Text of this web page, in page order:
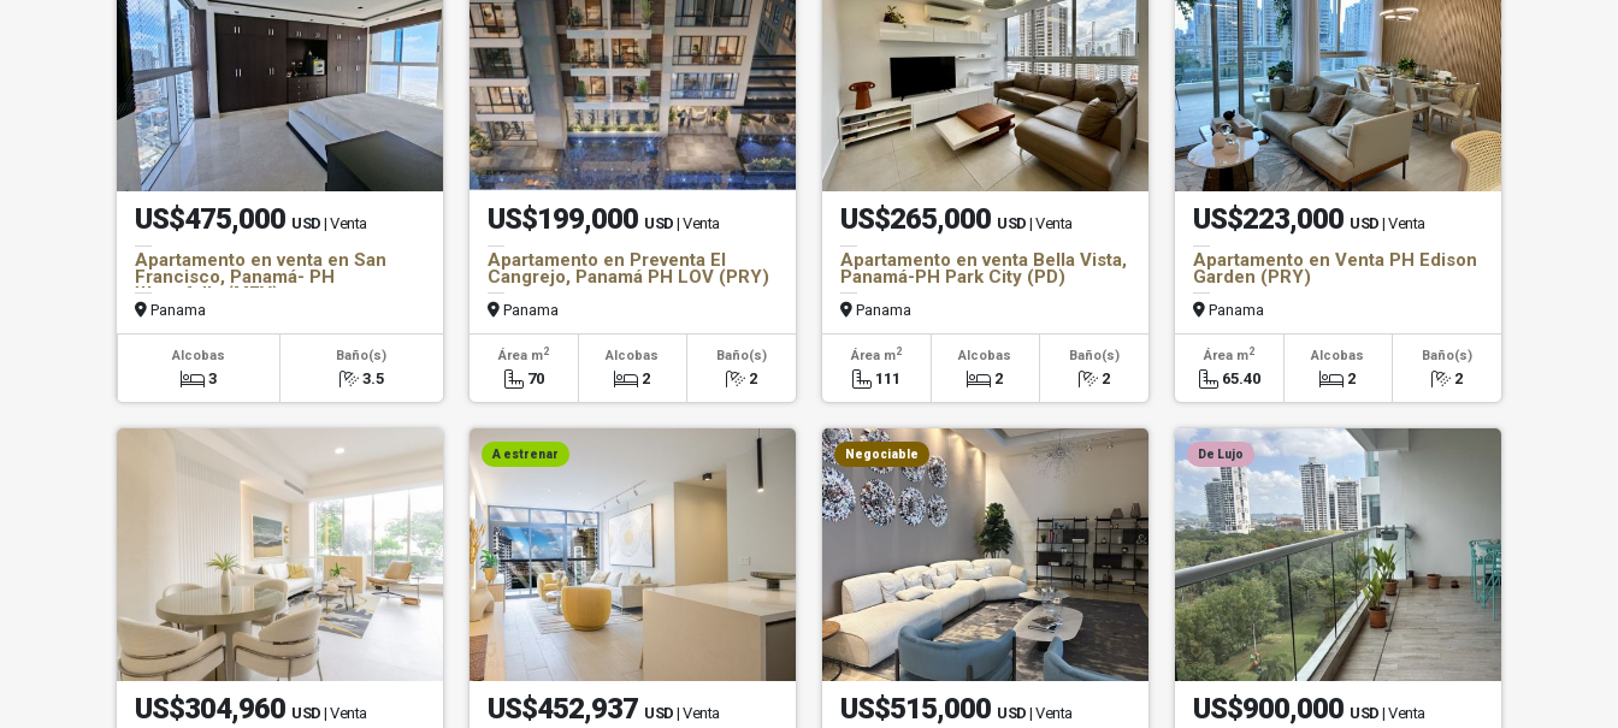
US$475,000 USD | Venta
Apartamento en venta en San
Francisco, Panamá- PH
Waterfalls (MFV)
Panama
Alcobas
3
Baño(s)
3.5
US$199,000 USD | Venta
Apartamento en Preventa El
Cangrejo, Panamá PH LOV (PRY)
Panama
Área m2
70
Alcobas
2
Baño(s)
2
US$265,000 USD | Venta
Apartamento en venta Bella Vista,
Panamá-PH Park City (PD)
Panama
Área m2
111
Alcobas
2
Baño(s)
2
US$223,000 USD | Venta
Apartamento en Venta PH Edison
Garden (PRY)
Panama
Área m2
65.40
Alcobas
2
Baño(s)
2
US$304,960 USD | Venta
A estrenar
US$452,937 USD | Venta
Negociable
US$515,000 USD | Venta
De Lujo
US$900,000 USD | Venta